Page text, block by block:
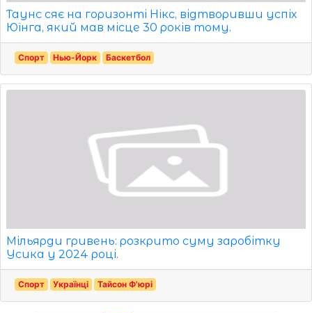
Таунс сяє на горизонті Нікс, відтворивши успіх
Юїнга, який мав місце 30 років тому.
Спорт Нью-Йорк Баскетбол
Мільярди гривень: розкрито суму заробітку
Усика у 2024 році.
Спорт Українці Тайсон Ф'юрі